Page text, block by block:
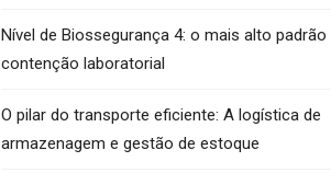
Nível de Biossegurança 4: o mais alto padrão
contenção laboratorial
O pilar do transporte eficiente: A logística de
armazenagem e gestão de estoque